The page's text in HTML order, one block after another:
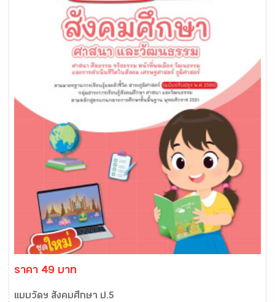
ราคา 49 บาท
แบบวัดฯ สังคมศึกษา ป.5